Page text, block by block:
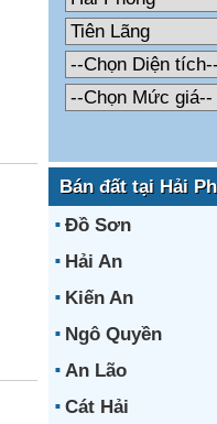
Bán đất tại Hải
Đồ Sơn
Hải An
Kiến An
Ngô Quyền
An Lão
Cát Hải